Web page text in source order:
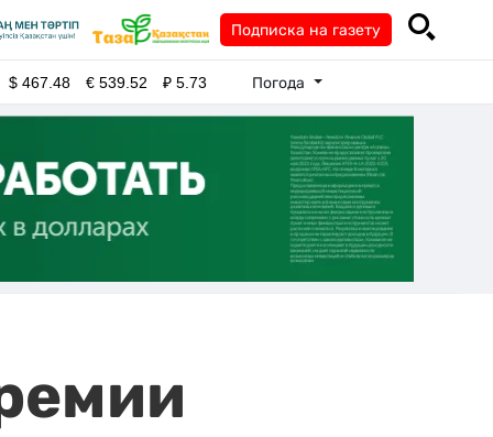
Подписка на газету
$467.48 €539.52 ₽5.73 Погода